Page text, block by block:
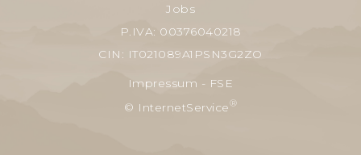
Jobs
P.IVA: 00376040218
CIN: IT021089A1PSN3G2ZO
Impressum - FSE
© InternetService®